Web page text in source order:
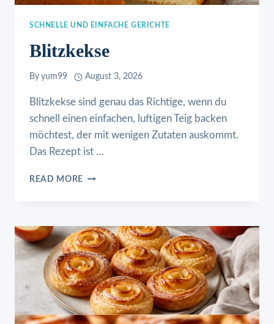
SCHNELLE UND EINFACHE GERICHTE
Blitzkekse
By yum99 August 3, 2026
Blitzkekse sind genau das Richtige, wenn du
schnell einen einfachen, luftigen Teig backen
möchtest, der mit wenigen Zutaten auskommt.
Das Rezept ist …
READ MORE BLITZKEKSE